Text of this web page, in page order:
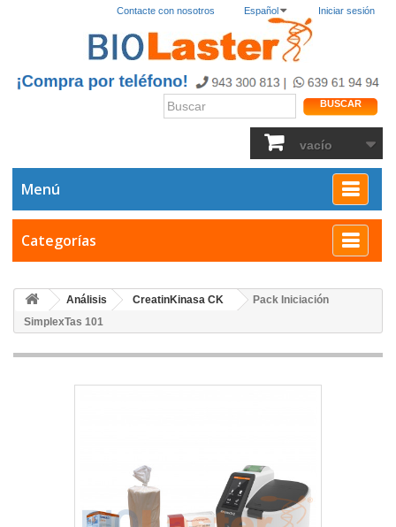
Iniciar sesión
Español
Contacte con nosotros
BUSCAR
vacío
Menú
Categorías
Análisis CreatinKinasa CK
Pack Iniciación
SimplexTas 101